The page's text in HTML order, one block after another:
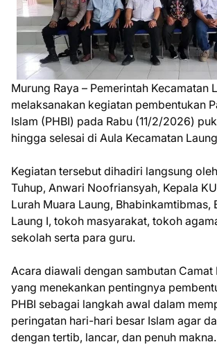
Murung Raya – Pemerintah Kecamatan
melaksanakan kegiatan pembentukan
Islam (PHBI) pada Rabu (11/2/2026)
hingga selesai di Aula Kecamatan
Kegiatan tersebut dihadiri langsung
Tuhup, Anwari Noofriansyah, Kepala
Lurah Muara Laung, Bhabinkamtibmas,
Laung I, tokoh masyarakat, tokoh
sekolah serta para guru.
Acara diawali dengan sambutan Camat
yang menekankan pentingnya
PHBI sebagai langkah awal dalam
peringatan hari-hari besar Islam agar
dengan tertib, lancar, dan penuh makna.